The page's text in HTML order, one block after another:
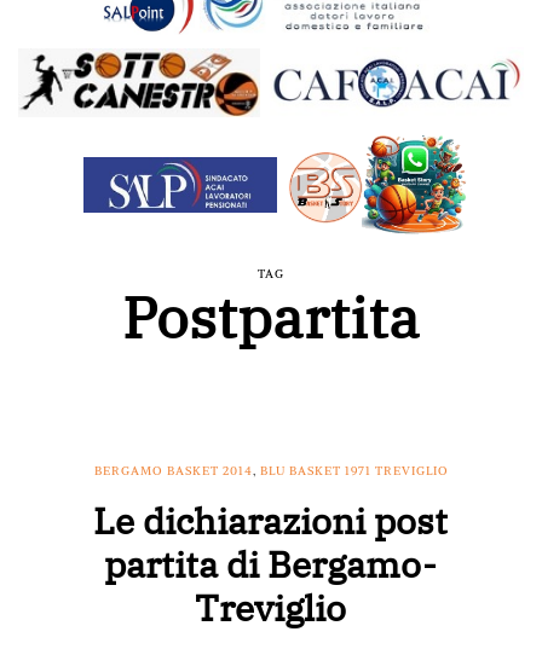
TAG
Postpartita
BERGAMO BASKET 2014, BLU BASKET 1971 TREVIGLIO
Le dichiarazioni post
partita di Bergamo-
Treviglio